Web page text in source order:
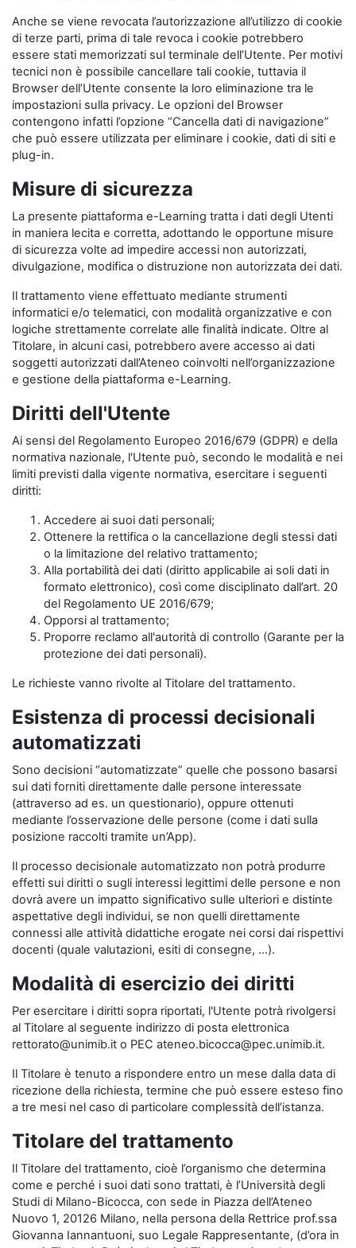
Anche se viene revocata l’autorizzazione all’utilizzo di cookie
di terze parti, prima di tale revoca i cookie potrebbero
essere stati memorizzati sul terminale dell’Utente. Per motivi
tecnici non è possibile cancellare tali cookie, tuttavia il
Browser dell’Utente consente la loro eliminazione tra le
impostazioni sulla privacy. Le opzioni del Browser
contengono infatti l’opzione “Cancella dati di navigazione”
che può essere utilizzata per eliminare i cookie, dati di siti e
plug-in.
Misure di sicurezza
La presente piattaforma e-Learning tratta i dati degli Utenti
in maniera lecita e corretta, adottando le opportune misure
di sicurezza volte ad impedire accessi non autorizzati,
divulgazione, modifica o distruzione non autorizzata dei dati.
Il trattamento viene effettuato mediante strumenti
informatici e/o telematici, con modalità organizzative e con
logiche strettamente correlate alle finalità indicate. Oltre al
Titolare, in alcuni casi, potrebbero avere accesso ai dati
soggetti autorizzati dall’Ateneo coinvolti nell’organizzazione
e gestione della piattaforma e-Learning.
Diritti dell'Utente
Ai sensi del Regolamento Europeo 2016/679 (GDPR) e della
normativa nazionale, l'Utente può, secondo le modalità e nei
limiti previsti dalla vigente normativa, esercitare i seguenti
diritti:
Accedere ai suoi dati personali;
Ottenere la rettifica o la cancellazione degli stessi dati
o la limitazione del relativo trattamento;
Alla portabilità dei dati (diritto applicabile ai soli dati in
formato elettronico), così come disciplinato dall’art. 20
del Regolamento UE 2016/679;
Opporsi al trattamento;
Proporre reclamo all'autorità di controllo (Garante per la
protezione dei dati personali).
Le richieste vanno rivolte al Titolare del trattamento.
Esistenza di processi decisionali
automatizzati
Sono decisioni “automatizzate” quelle che possono basarsi
sui dati forniti direttamente dalle persone interessate
(attraverso ad es. un questionario), oppure ottenuti
mediante l’osservazione delle persone (come i dati sulla
posizione raccolti tramite un’App).
Il processo decisionale automatizzato non potrà produrre
effetti sui diritti o sugli interessi legittimi delle persone e non
dovrà avere un impatto significativo sulle ulteriori e distinte
aspettative degli individui, se non quelli direttamente
connessi alle attività didattiche erogate nei corsi dai rispettivi
docenti (quale valutazioni, esiti di consegne, …).
Modalità di esercizio dei diritti
Per esercitare i diritti sopra riportati, l'Utente potrà rivolgersi
al Titolare al seguente indirizzo di posta elettronica
rettorato@unimib.it o PEC ateneo.bicocca@pec.unimib.it.
Il Titolare è tenuto a rispondere entro un mese dalla data di
ricezione della richiesta, termine che può essere esteso fino
a tre mesi nel caso di particolare complessità dell’istanza.
Titolare del trattamento
Il Titolare del trattamento, cioè l’organismo che determina
come e perché i suoi dati sono trattati, è l’Università degli
Studi di Milano-Bicocca, con sede in Piazza dell’Ateneo
Nuovo 1, 20126 Milano, nella persona della Rettrice prof.ssa
Giovanna Iannantuoni, suo Legale Rappresentante, (d’ora in